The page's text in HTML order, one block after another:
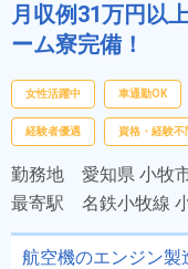
月収例31万円以
ーム寮完備！
女性活躍中 車通勤OK
経験者優遇 資格・経験不
勤務地 愛知県 小牧
最寄駅 名鉄小牧線
航空機のエンジン